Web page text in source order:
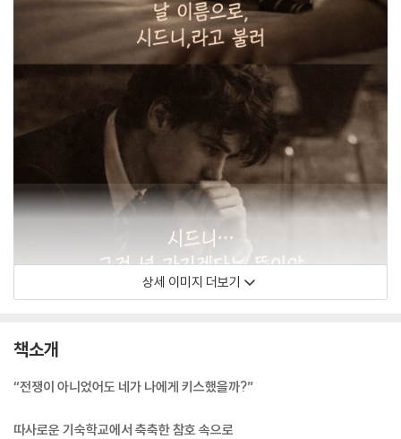
상세 이미지 더보기
책소개
“전쟁이 아니었어도 네가 나에게 키스했을까?”
따사로운 기숙학교에서 축축한 참호 속으로